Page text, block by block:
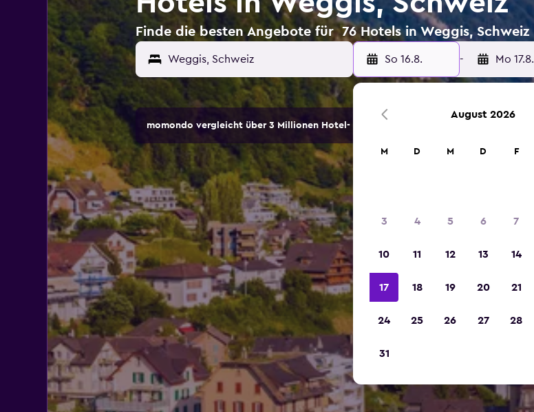
Finde die besten Angebote für 76 Hotels in Weggis, Schweiz
So 16.8. - Mo 17.8.
momondo vergleicht über 3 Millionen Hotel- und Unterkunftsoptionen.
August 2026
M D M D F
3 4 5 6 7
10 11 12 13 14
17 18 19 20 21
24 25 26 27 28
31